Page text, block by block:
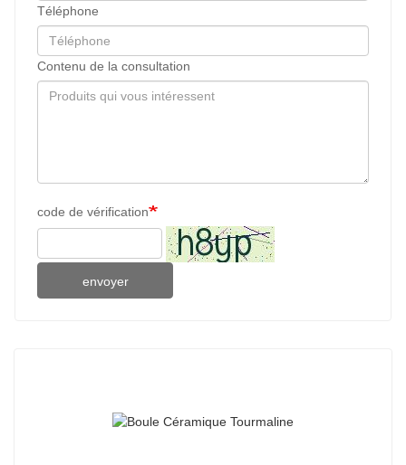
Téléphone
Contenu de la consultation
code de vérification
envoyer